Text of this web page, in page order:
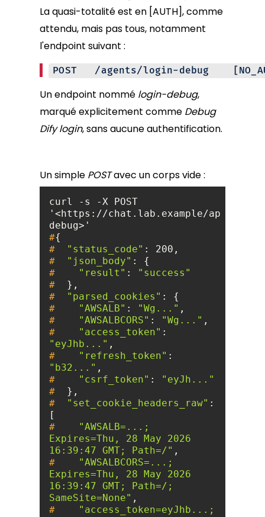
La quasi-totalité est en [AUTH], comme
attendu, mais pas tous, notamment
l'endpoint suivant :
POST /agents/login-debug
Un endpoint nommé login-debug,
marqué explicitement comme Debug
Dify login, sans aucune authentification.
Un simple POSTavec un corps vide :
curl -s -X POST
'<https://chat.lab.example/api/v1/
#{
#
"status_code" : 200,
#
"json_body" : {
#
"result" : "success"
#
  },
#
"parsed_cookies" : {
#
"AWSALB" : "Wg..." ,
#
"AWSALBCORS" : "Wg..." ,
#
"access_token"
"eyJhb..." ,
#
"refresh_token"
"b32..." ,
#
"csrf_token" : "eyJh..."
#
  },
#
"set_cookie_headers_raw" :
[
#
"AWSALB=...;
Expires=Thu, 28 May 2026
16:39:47 GMT; Path=/" ,
#
"AWSALBCORS=...;
Expires=Thu, 28 May 2026
16:39:47 GMT; Path=/;
SameSite=None" ,
#
"access_token=eyJhb...;